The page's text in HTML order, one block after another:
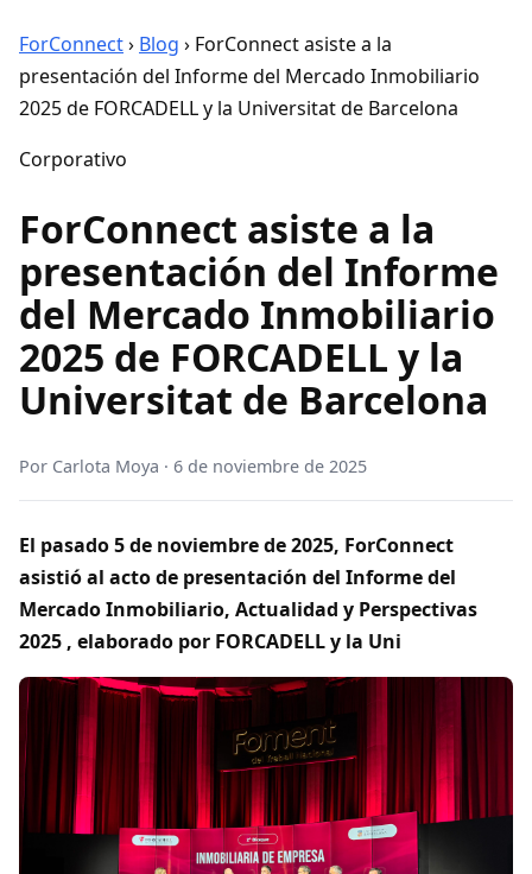
ForConnect› Blog › ForConnect asiste a la
presentación del Informe del Mercado Inmobiliario
2025 de FORCADELL y la Universitat de Barcelona
Corporativo
ForConnect asiste a la
presentación del Informe
del Mercado Inmobiliario
2025 de FORCADELL y la
Universitat de Barcelona
Por Carlota Moya · 6 de noviembre de 2025
El pasado 5 de noviembre de 2025, ForConnect
asistió al acto de presentación del Informe del
Mercado Inmobiliario, Actualidad y Perspectivas
2025 , elaborado por FORCADELL y la Uni